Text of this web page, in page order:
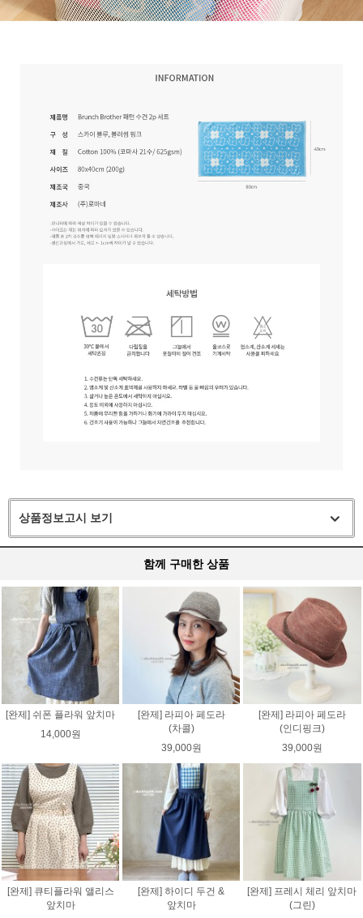
상품정보고시 보기
함께 구매한 상품
[완제] 쉬폰 플라워 앞치마
14,000원
[완제] 라피아 페도라
(차콜)
39,000원
[완제] 라피아 페도라
(인디핑크)
39,000원
[완제] 큐티플라워 앨리스
앞치마
[완제] 하이디 두건 &
앞치마
[완제] 프레시 체리 앞치마
(그린)